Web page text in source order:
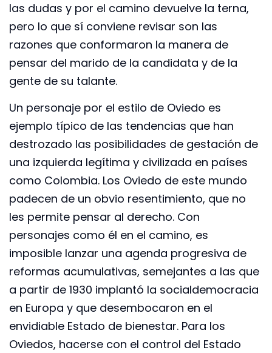
las dudas y por el camino devuelve la terna,
pero lo que sí conviene revisar son las
razones que conformaron la manera de
pensar del marido de la candidata y de la
gente de su talante.
Un personaje por el estilo de Oviedo es
ejemplo típico de las tendencias que han
destrozado las posibilidades de gestación de
una izquierda legítima y civilizada en países
como Colombia. Los Oviedo de este mundo
padecen de un obvio resentimiento, que no
les permite pensar al derecho. Con
personajes como él en el camino, es
imposible lanzar una agenda progresiva de
reformas acumulativas, semejantes a las que
a partir de 1930 implantó la socialdemocracia
en Europa y que desembocaron en el
envidiable Estado de bienestar. Para los
Oviedos, hacerse con el control del Estado